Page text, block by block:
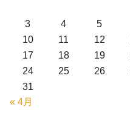
3
4 5
10
11 12
17
18 19
24
25 26
31
« 4月